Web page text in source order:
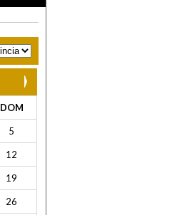
DOM
5
12
19
26